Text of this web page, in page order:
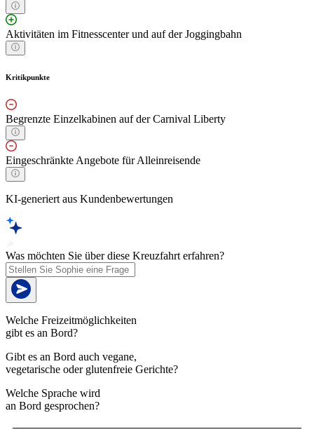
Aktivitäten im Fitnesscenter und auf der Joggingbahn
Kritikpunkte
Begrenzte Einzelkabinen auf der Carnival Liberty
Eingeschränkte Angebote für Alleinreisende
KI-generiert aus Kundenbewertungen
Was möchten Sie über diese Kreuzfahrt erfahren?
Welche Freizeitmöglichkeiten
gibt es an Bord?
Gibt es an Bord auch vegane,
vegetarische oder glutenfreie Gerichte?
Welche Sprache wird
an Bord gesprochen?